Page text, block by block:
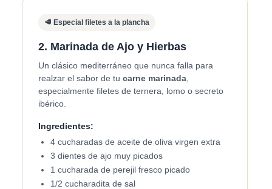
🥩 Especial filetes a la plancha
2. Marinada de Ajo y Hierbas
Un clásico mediterráneo que nunca falla para
realzar el sabor de tu carne marinada
especialmente filetes de ternera, lomo o secreto
ibérico.
Ingredientes:
4 cucharadas de aceite de oliva virgen extra
3 dientes de ajo muy picados
1 cucharada de perejil fresco picado
1/2 cucharadita de sal